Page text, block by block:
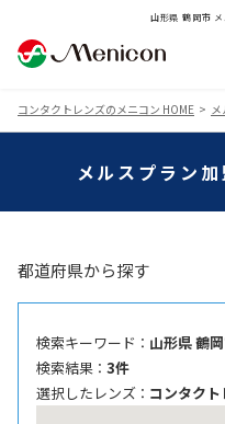
山形県 鶴岡市
コンタクトレンズのメニコン HOME
メルスプラン
都道府県から探す
検索キーワード ： 山形県 鶴
検索結果 ： 3件
選択したレンズ ： コンタク